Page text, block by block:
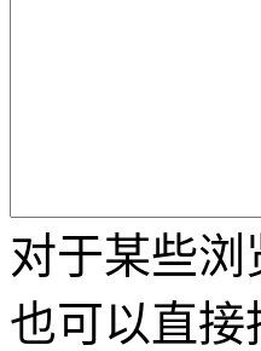
对于某些浏
也可以直